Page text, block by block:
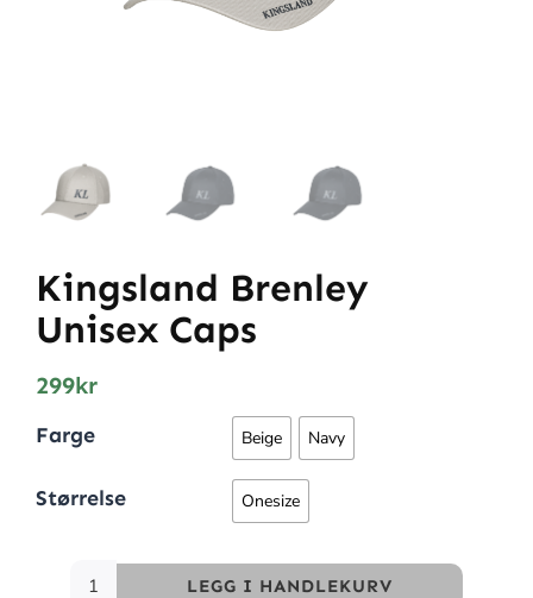
Kingsland Brenley
Unisex Caps
299kr
Farge Beige Navy
Størrelse Onesize
LEGG I HANDLEKURV